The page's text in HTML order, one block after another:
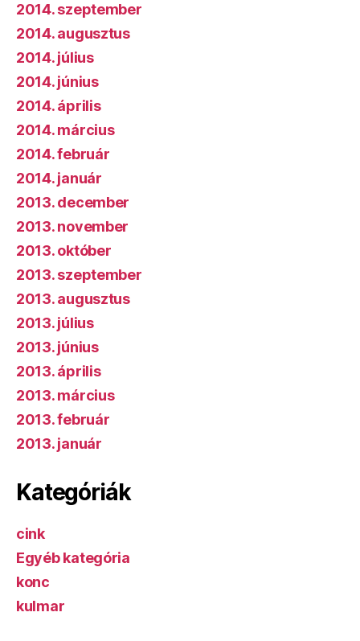
2014. szeptember
2014. augusztus
2014. július
2014. június
2014. április
2014. március
2014. február
2014. január
2013. december
2013. november
2013. október
2013. szeptember
2013. augusztus
2013. július
2013. június
2013. április
2013. március
2013. február
2013. január
Kategóriák
cink
Egyéb kategória
konc
kulmar